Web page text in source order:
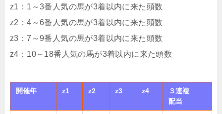
z1：1～3番人気の馬が3着以内に来た頭数
z2：4～6番人気の馬が3着以内に来た頭数
z3：7～9番人気の馬が3着以内に来た頭数
z4：10～18番人気の馬が3着以内に来た頭数
開催年 z1 z2 z3 z4
３連複
配当